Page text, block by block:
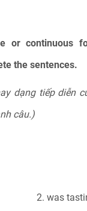
or continuous
the sentences.
dạng tiếp diễn
câu.)